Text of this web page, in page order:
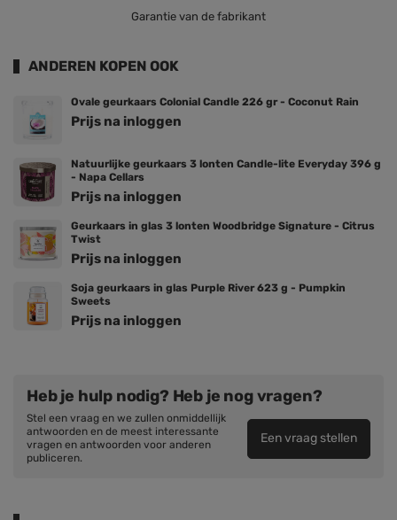
Garantie van de fabrikant
ANDEREN KOPEN OOK
Ovale geurkaars Colonial Candle 226 gr - Coconut Rain
Prijs na inloggen
Natuurlijke geurkaars 3 lonten Candle-lite Everyday 396 g
- Napa Cellars
Prijs na inloggen
Geurkaars in glas 3 lonten Woodbridge Signature - Citrus
Twist
Prijs na inloggen
Soja geurkaars in glas Purple River 623 g - Pumpkin
Sweets
Prijs na inloggen
Heb je hulp nodig? Heb je nog vragen?
Stel een vraag en we zullen onmiddellijk
antwoorden en de meest interessante
vragen en antwoorden voor anderen
publiceren.
Een vraag stellen